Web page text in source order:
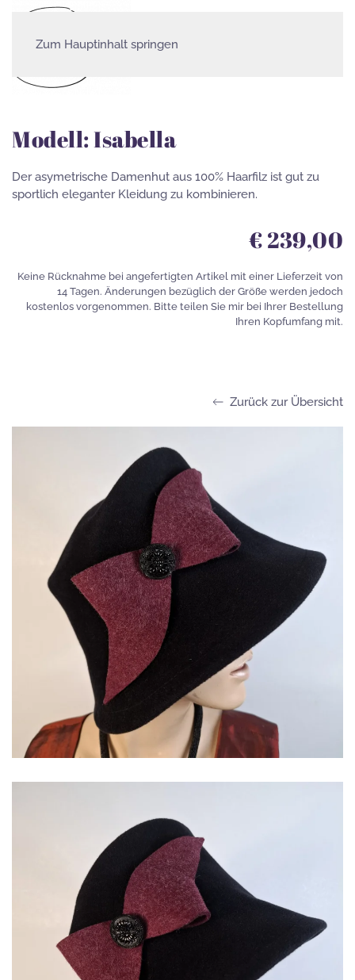
Zum Hauptinhalt springen
Modell: Isabella
Der asymetrische Damenhut aus 100% Haarfilz ist gut zu
sportlich eleganter Kleidung zu kombinieren.
€ 239,00
Keine Rücknahme bei angefertigten Artikel mit einer Lieferzeit von
14 Tagen. Änderungen bezüglich der Größe werden jedoch
kostenlos vorgenommen. Bitte teilen Sie mir bei Ihrer Bestellung
Ihren Kopfumfang mit.
Zurück zur Übersicht